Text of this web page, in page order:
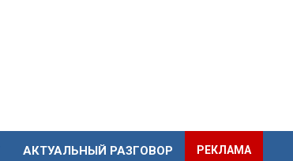
АКТУАЛЬНЫЙ РАЗГОВОР РЕКЛАМА